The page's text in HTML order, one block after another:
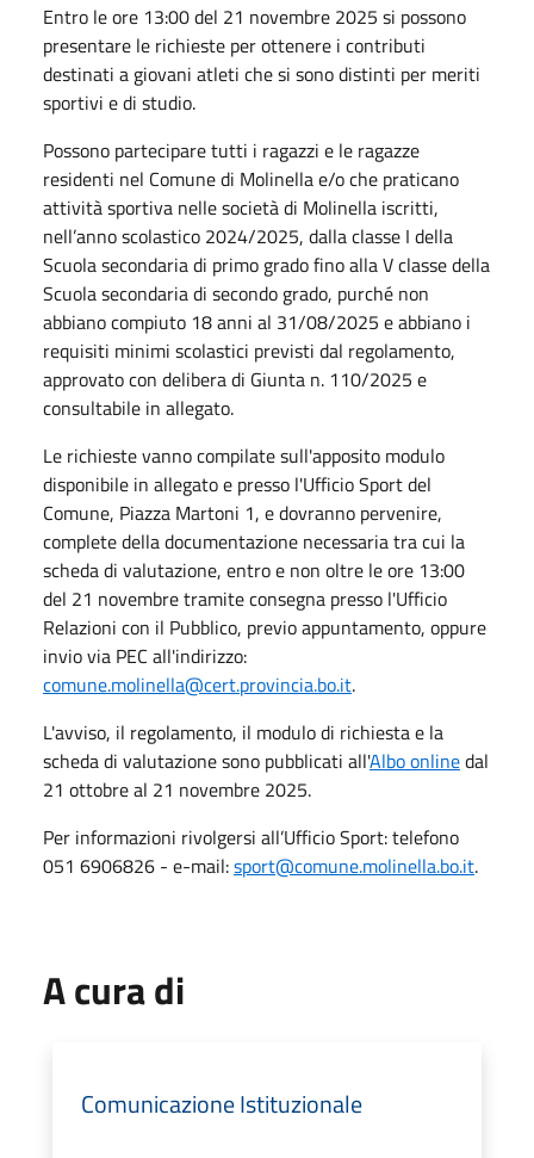
Entro le ore 13:00 del 21 novembre 2025 si possono
presentare le richieste per ottenere i contributi
destinati a giovani atleti che si sono distinti per meriti
sportivi e di studio.
Possono partecipare tutti i ragazzi e le ragazze
residenti nel Comune di Molinella e/o che praticano
attività sportiva nelle società di Molinella iscritti,
nell’anno scolastico 2024/2025, dalla classe I della
Scuola secondaria di primo grado fino alla V classe della
Scuola secondaria di secondo grado, purché non
abbiano compiuto 18 anni al 31/08/2025 e abbiano i
requisiti minimi scolastici previsti dal regolamento,
approvato con delibera di Giunta n. 110/2025 e
consultabile in allegato.
Le richieste vanno compilate sull'apposito modulo
disponibile in allegato e presso l'Ufficio Sport del
Comune, Piazza Martoni 1, e dovranno pervenire,
complete della documentazione necessaria tra cui la
scheda di valutazione, entro e non oltre le ore 13:00
del 21 novembre tramite consegna presso l'Ufficio
Relazioni con il Pubblico, previo appuntamento, oppure
invio via PEC all'indirizzo:
comune.molinella@cert.provincia.bo.it.
L'avviso, il regolamento, il modulo di richiesta e la
scheda di valutazione sono pubblicati all'Albo onlinedal
21 ottobre al 21 novembre 2025.
Per informazioni rivolgersi all’Ufficio Sport: telefono
051 6906826 - e-mail:sport@comune.molinella.bo.it.
A cura di
Comunicazione Istituzionale